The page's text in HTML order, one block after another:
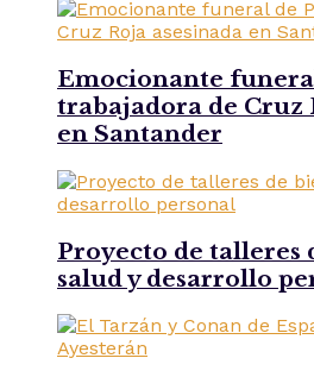
Emocionante
trabajadora de Cruz
en Santander
Proyecto de talleres
salud y desarrollo